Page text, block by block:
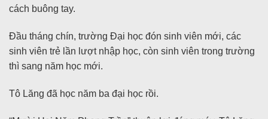
cách buông tay.
Đầu tháng chín, trường Đại học đón sinh viên mới, các
sinh viên trẻ lần lượt nhập học, còn sinh viên trong trường
thì sang năm học mới.
Tô Lăng đã học năm ba đại học rồi.